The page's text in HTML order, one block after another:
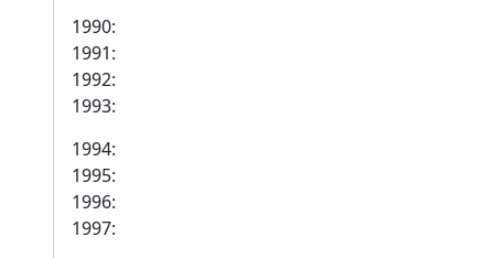
1990:
1991:
1992:
1993:
1994:
1995:
1996:
1997: